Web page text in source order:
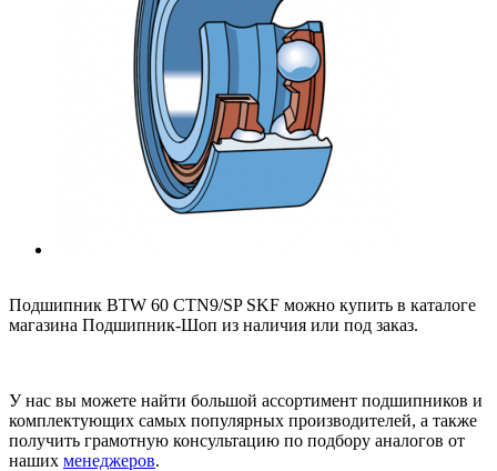
Подшипник BTW 60 CTN9/SP SKF можно купить в каталоге
магазина Подшипник-Шоп из наличия или под заказ.
У нас вы можете найти большой ассортимент подшипников и
комплектующих самых популярных производителей, а также
получить грамотную консультацию по подбору аналогов от
наших менеджеров.